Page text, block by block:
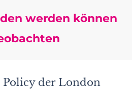
werden können
Policy der London